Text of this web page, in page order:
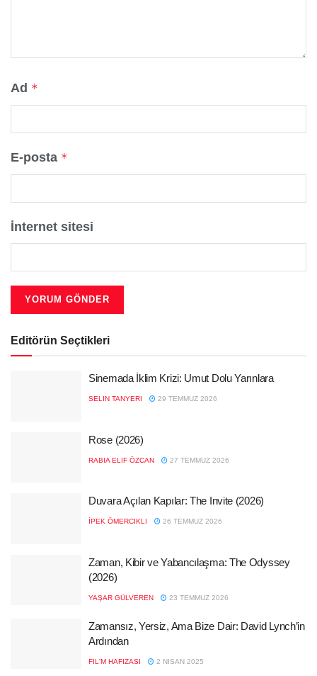
Ad *
E-posta *
İnternet sitesi
Editörün Seçtikleri
Sinemada İklim Krizi: Umut Dolu Yarınlara
SELIN TANYERI 29 TEMMUZ 2026
Rose (2026)
RABIA ELIF ÖZCAN 27 TEMMUZ 2026
Duvara Açılan Kapılar: The Invite (2026)
İPEK ÖMERCIKLI 26 TEMMUZ 2026
Zaman, Kibir ve Yabancılaşma: The Odyssey
(2026)
YAŞAR GÜLVEREN 23 TEMMUZ 2026
Zamansız, Yersiz, Ama Bize Dair: David Lynch’in
Ardından
FIL'M HAFIZASI 2 NISAN 2025